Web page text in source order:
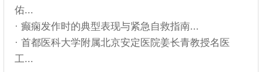
佑...
· 癫痫发作时的典型表现与紧急自救指南...
· 首都医科大学附属北京安定医院姜长青教授名医
工...